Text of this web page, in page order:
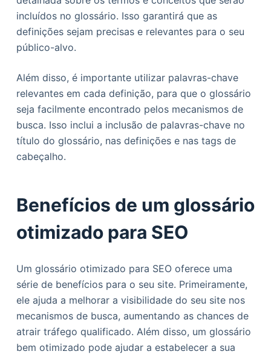
incluídos no glossário. Isso garantirá que as
definições sejam precisas e relevantes para o seu
público-alvo.
Além disso, é importante utilizar palavras-chave
relevantes em cada definição, para que o glossário
seja facilmente encontrado pelos mecanismos de
busca. Isso inclui a inclusão de palavras-chave no
título do glossário, nas definições e nas tags de
cabeçalho.
Benefícios de um glossário
otimizado para SEO
Um glossário otimizado para SEO oferece uma
série de benefícios para o seu site. Primeiramente,
ele ajuda a melhorar a visibilidade do seu site nos
mecanismos de busca, aumentando as chances de
atrair tráfego qualificado. Além disso, um glossário
bem otimizado pode ajudar a estabelecer a sua